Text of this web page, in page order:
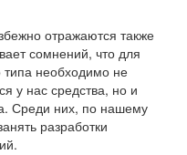
отражаются также
сомнений, что для
типа необходимо не
у нас средства, но и
Среди них, по нашему
разработки